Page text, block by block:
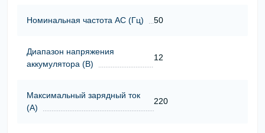
Номинальная частота АС (Гц) 50
Диапазон напряжения
аккумулятора (В)
12
Максимальный зарядный ток
(А)
220